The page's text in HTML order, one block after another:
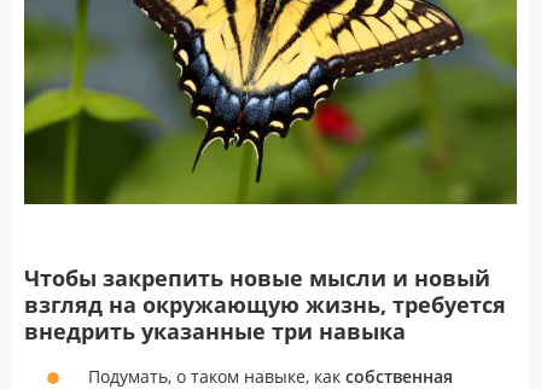
Чтобы закрепить новые мысли и новый
взгляд на окружающую жизнь, требуется
внедрить указанные три навыка
Подумать, о таком навыке, как собственная